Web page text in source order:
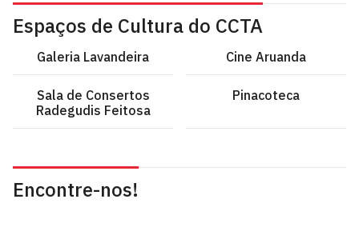
Espaços de Cultura do CCTA
Galeria Lavandeira Cine Aruanda
Sala de Consertos
Radegudis Feitosa
Pinacoteca
Encontre-nos!